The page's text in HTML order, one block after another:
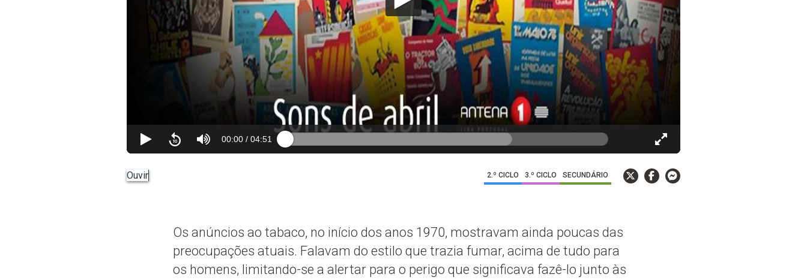
00:00 / 04:51
Ouvir 2.º CICLO 3.º CICLO SECUNDÁRIO
Os anúncios ao tabaco, no início dos anos 1970, mostravam ainda poucas das
preocupações atuais. Falavam do estilo que trazia fumar, acima de tudo para
os homens, limitando-se a alertar para o perigo que significava fazê-lo junto às